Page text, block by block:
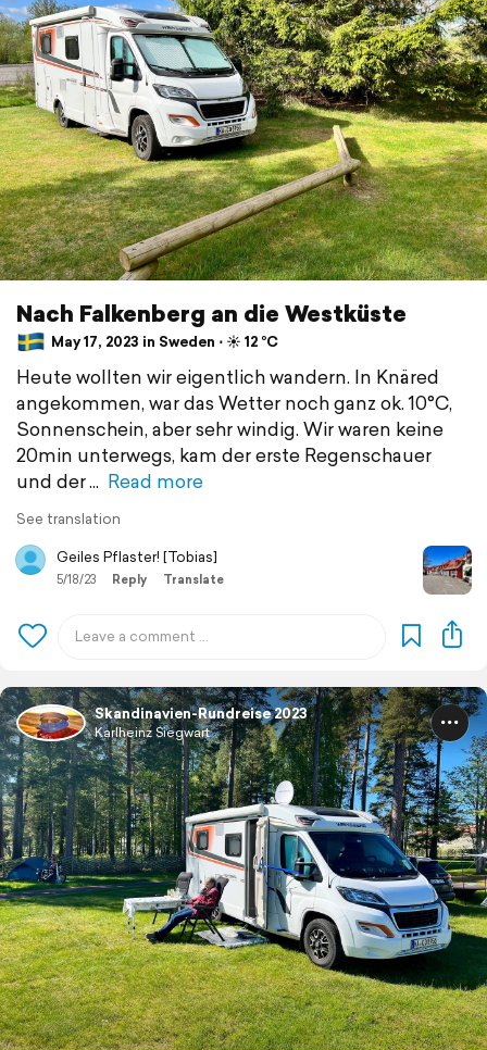
Nach Falkenberg an die Westküste
May 17, 2023 in Sweden ⋅ ☀️ 12 °C
Heute wollten wir eigentlich wandern. In Knäred
angekommen, war das Wetter noch ganz ok. 10°C,
Sonnenschein, aber sehr windig. Wir waren keine
20min unterwegs, kam der erste Regenschauer
und der
Read more
See translation
Geiles Pflaster! [Tobias]
5/18/23 Reply Translate
Skandinavien-Rundreise 2023
Karlheinz Siegwart